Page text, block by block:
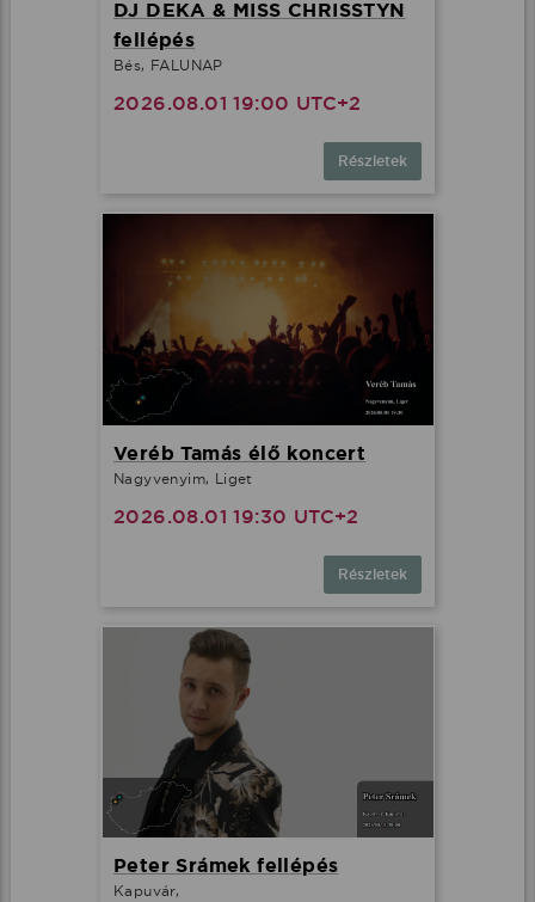
DJ DEKA & MISS CHRISSTYN
fellépés
Bés, FALUNAP
2026.08.01 19:00 UTC+2
Részletek
Veréb Tamás élő koncert
Nagyvenyim, Liget
2026.08.01 19:30 UTC+2
Részletek
Peter Srámek fellépés
Kapuvár,